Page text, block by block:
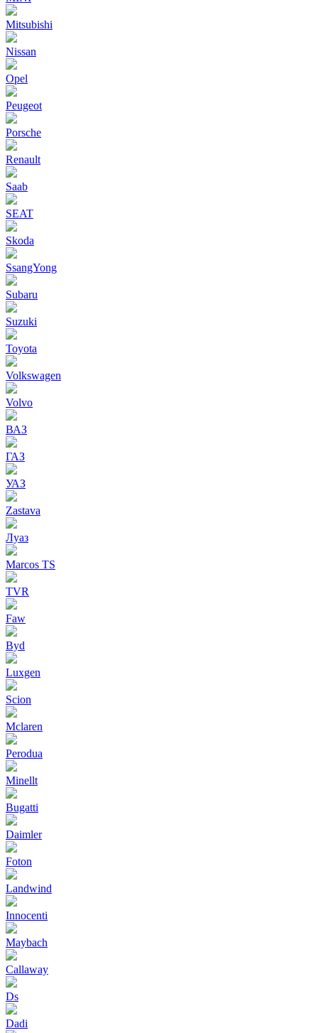
Mitsubishi
Nissan
Opel
Peugeot
Porsche
Renault
Saab
SEAT
Skoda
SsangYong
Subaru
Suzuki
Toyota
Volkswagen
Volvo
ВАЗ
ГАЗ
УАЗ
Zastava
Луаз
Marcos TS
TVR
Faw
Byd
Luxgen
Scion
Mclaren
Perodua
Minellt
Bugatti
Daimler
Foton
Landwind
Innocenti
Maybach
Callaway
Ds
Dadi